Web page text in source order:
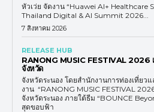
หัวเว่ย จัดงาน “Huawei AI+ Healthcare
Thailand Digital & AI Summit 2026...
7 สิงหาคม 2026
RELEASE HUB
RANONG MUSIC FESTIVAL 2026
จังหวัด
จังหวัดระนอง โดยสำนักงานการท่องเที่ยว
งาน “RANONG MUSIC FESTIVAL
จังหวัดระนอง ภายใต้ธีม “BOUNCE
สุดขอบฟ้า